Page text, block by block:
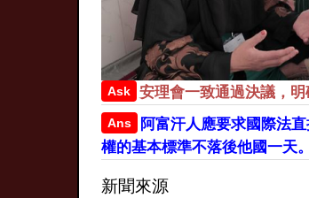
Ask 安理會一致通過決議，
Ans
阿富汗人應要求國際法
權的基本標準不落後他國一天。
新聞來源